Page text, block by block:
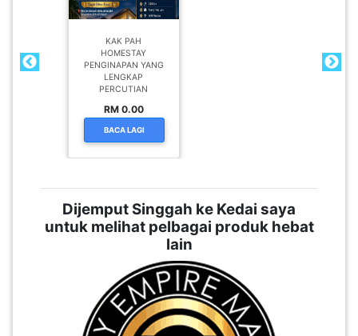
KAK PAH
HOMESTAY
PENGINAPAN YANG
LENGKAP
PERCUTIAN
RM 0.00
BACA LAGI
Dijemput Singgah ke Kedai saya
untuk melihat pelbagai produk hebat
lain